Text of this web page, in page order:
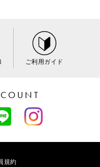
ご利用ガイド
規約